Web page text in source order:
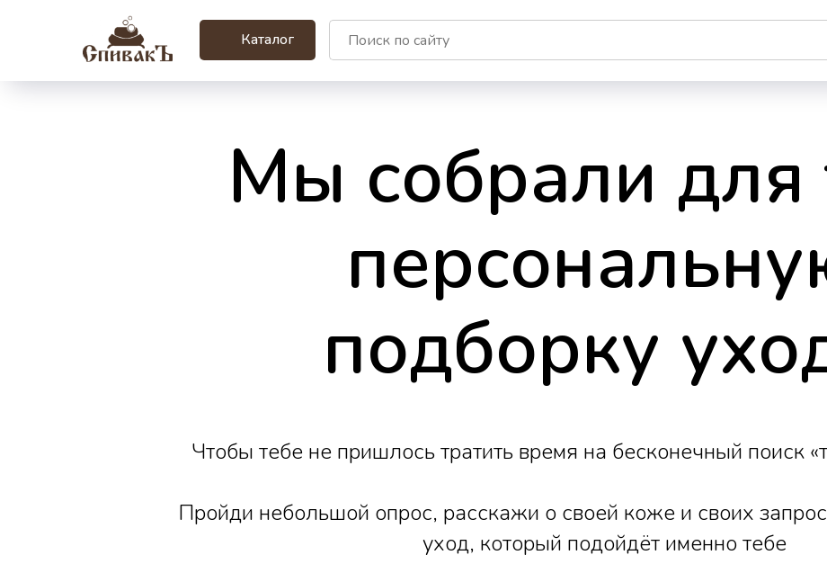
Каталог
Мы собрали для
подборку
Чтобы тебе не пришлось тратить время на бесконечный поиск
Пройди небольшой опрос, расскажи о своей коже и своих
уход, который подойдёт именно тебе